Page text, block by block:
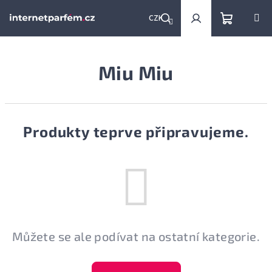
CZK
Hledat PřihlášeníNákupní
Miu Miu
Produkty teprve připravujeme.
Můžete se ale podívat na ostatní kategorie.